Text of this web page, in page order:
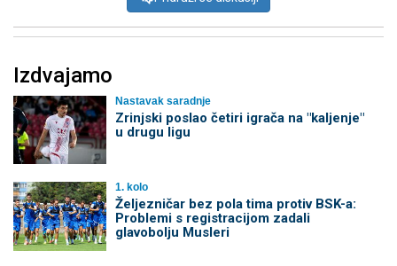
Izdvajamo
Nastavak saradnje
Zrinjski poslao četiri igrača na "kaljenje"
u drugu ligu
1. kolo
Željezničar bez pola tima protiv BSK-a:
Problemi s registracijom zadali
glavobolju Musleri